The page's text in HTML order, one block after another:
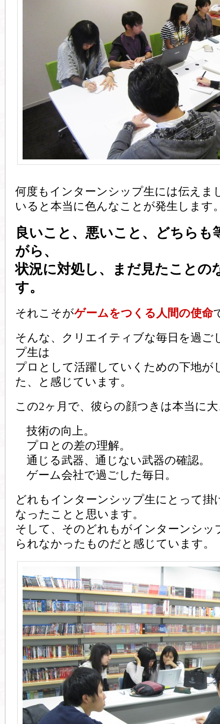
何度もインターンシップ生には伝えま
いると本当に色んなことが発生します
良いこと、悪いこと、どちらも
がら、
状況に対処し、まだ見たことの
す。
それこそがゲームをつくる人間の使命
そんな、クリエイティブな毎日を過ご
プ生は
プロとして活躍していくための下地が
た、と感じています。
この2ヶ月で、彼らの顔つきは本当に
技術の向上。
プロとの差の理解。
通じる武器、通じない武器の確認。
ゲーム会社で過ごした毎日。
どれもインターンシップ生にとって掛
なったことと思います。
そして、そのどれもがインターンシッ
られなかったものだと感じています。